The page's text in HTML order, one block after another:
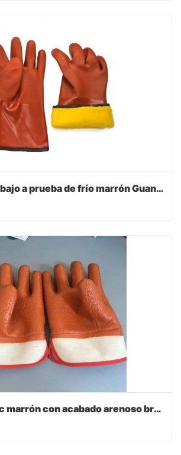
Guantes de trabajo a prueba de frío marrón Guantes de cachemira
Guantes de pvc marrón con acabado arenoso brazalete de seguridad